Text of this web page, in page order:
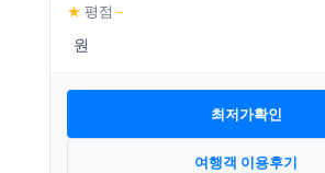
★ 평점 –
최저가확인
여행객 이용후기